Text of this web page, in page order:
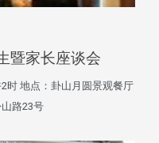
暨家长座谈会
地点：卦山月圆景观餐厅
路23号